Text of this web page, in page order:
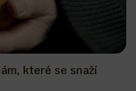
které se snaží